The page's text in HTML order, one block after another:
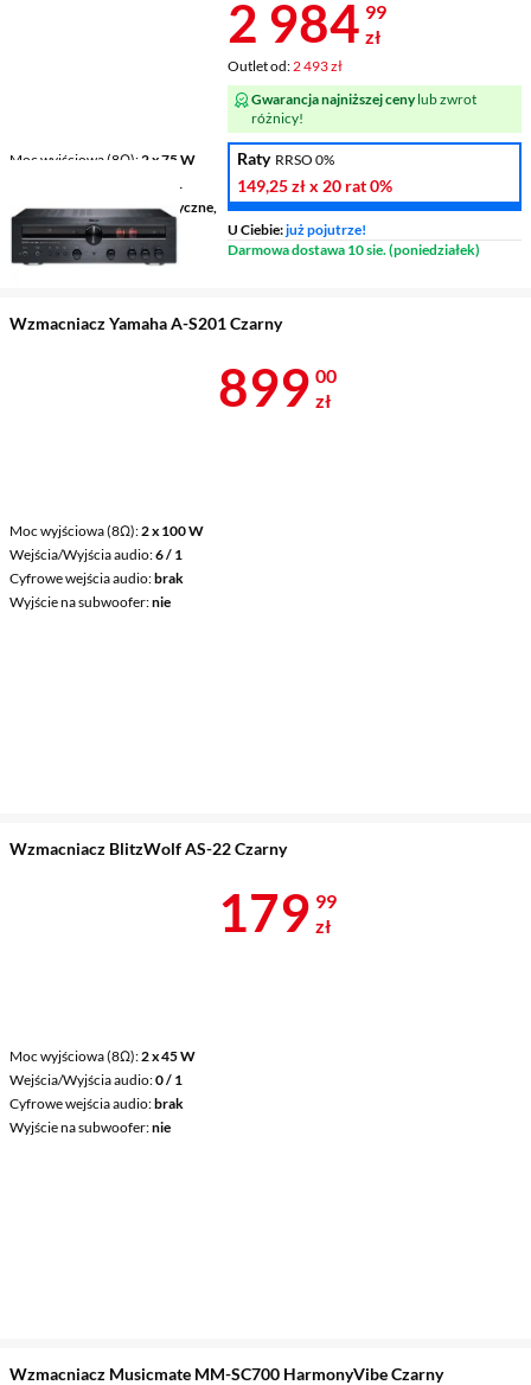
Moc wyjściowa (8Ω) 2 x 75 W
6 / 1
Cyfrowe wejścia audio optyczne,
coaxial
Wyjście na subwoofer nie
Cena 2
2 984 99
zł
Outlet od:2 493 zł
Gwarancja najniższej cenylub zwrot
różnicy!
Raty RRSO 0%
149,25 złx 20 rat0%
U Ciebie:już pojutrze!
Darmowa dostawa 10 sie. (poniedziałek)
Wzmacniacz Yamaha A-S201 Czarny
Moc wyjściowa (8Ω) 2 x 100 W
Wejścia/Wyjścia audio 6 / 1
Cyfrowe wejścia audio brak
Wyjście na subwoofer nie
Cena 899 zł
899 00
zł
Wzmacniacz BlitzWolf AS-22 Czarny
Moc wyjściowa (8Ω) 2 x 45 W
Wejścia/Wyjścia audio 0 / 1
Cyfrowe wejścia audio brak
Wyjście na subwoofer nie
Cena 179,99
179 99
zł
Wzmacniacz Musicmate MM-SC700 HarmonyVibe Czarny